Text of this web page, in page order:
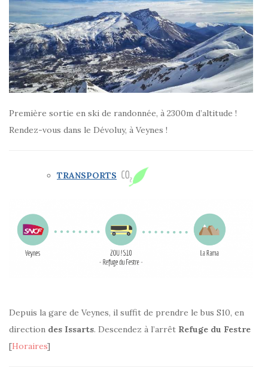
Première sortie en ski de randonnée, à 2300m d’altitude !
Rendez-vous dans le Dévoluy, à Veynes !
TRANSPORTS
Depuis la gare de Veynes, il suffit de prendre le bus S10, en
direction des Issarts. Descendez à l’arrêt Refuge du Festre
[Horaires]